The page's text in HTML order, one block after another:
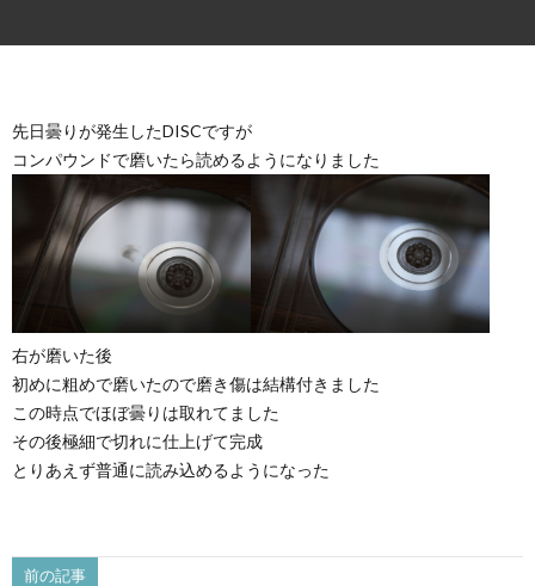
先日曇りが発生したDISCですが
コンパウンドで磨いたら読めるようになりました
右が磨いた後
初めに粗めで磨いたので磨き傷は結構付きました
この時点でほぼ曇りは取れてました
その後極細で切れに仕上げて完成
とりあえず普通に読み込めるようになった
前の記事